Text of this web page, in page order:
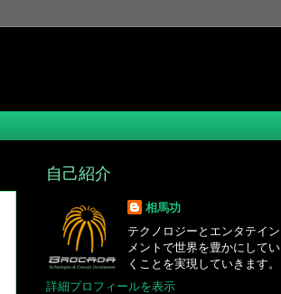
自己紹介
相馬功
テクノロジーとエンタテイン
メントで世界を豊かにしてい
くことを実現していきます。
詳細プロフィールを表示